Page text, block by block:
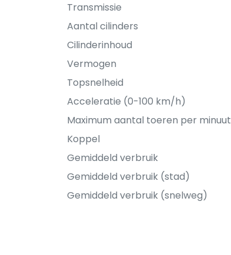
Transmissie
Aantal cilinders
Cilinderinhoud
Vermogen
Topsnelheid
Acceleratie (0-100 km/h)
Maximum aantal toeren per minuut
Koppel
Gemiddeld verbruik
Gemiddeld verbruik (stad)
Gemiddeld verbruik (snelweg)